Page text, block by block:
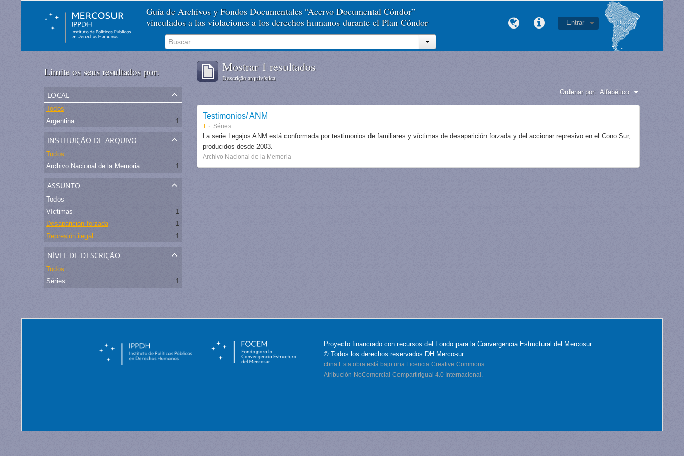
Guía de Archivos y Fondos Documentales “Acervo Documental Cóndor”
vinculados a las violaciones a los derechos humanos durante el Plan Cóndor
Entrar
Limite os seus resultados por:
local
Todos
Argentina
1
instituição de arquivo
Todos
Archivo Nacional de la Memoria
1
assunto
Todos
Víctimas
1
Desaparición forzada
1
Represión ilegal
1
nível de descrição
Todos
Séries
1
Mostrar 1 resultados
Descrição arquivística
Ordenar por: Alfabético
Testimonios/ ANM
T Séries
La serie Legajos ANM está conformada por testimonios de familiares y víctimas de desaparición forzada y del accionar represivo en el Cono Sur,
producidos desde 2003.
Archivo Nacional de la Memoria
Proyecto financiado con recursos del Fondo para la Convergencia Estructural del Mercosur
© Todos los derechos reservados DH Mercosur
cbna Esta obra está bajo una Licencia Creative Commons
Atribución-NoComercial-CompartirIgual 4.0 Internacional.